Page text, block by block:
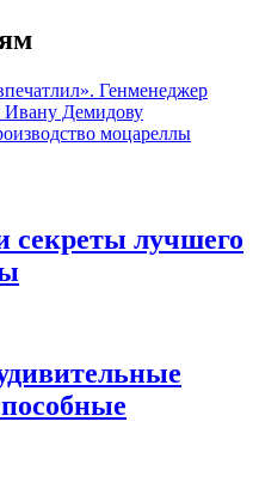
Генменеджер
Ивану Демидову
моцареллы
секреты лучшего